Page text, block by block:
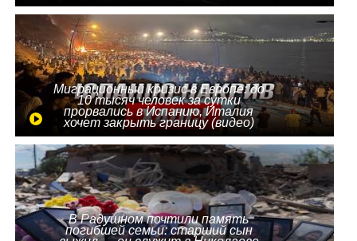
Миграционный кризис в Европе: до
10 тысяч человек за сутки
прорвались в Испанию, Италия
хочет закрыть границу (видео)
В Радушном почтили память
погибшей семьи: старший сын